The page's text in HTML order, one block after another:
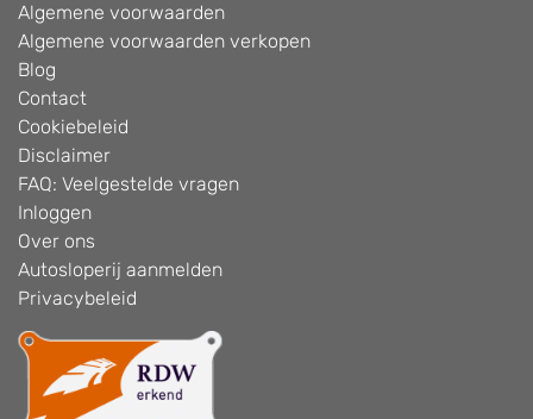
Algemene voorwaarden
Algemene voorwaarden verkopen
Blog
Contact
Cookiebeleid
Disclaimer
FAQ: Veelgestelde vragen
Inloggen
Over ons
Autosloperij aanmelden
Privacybeleid